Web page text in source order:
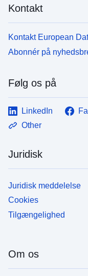
Kontakt
Kontakt European
Abonnér på
Følg os på
LinkedIn
Other
Juridisk
Juridisk meddelelse
Cookies
Tilgængelighed
Om os